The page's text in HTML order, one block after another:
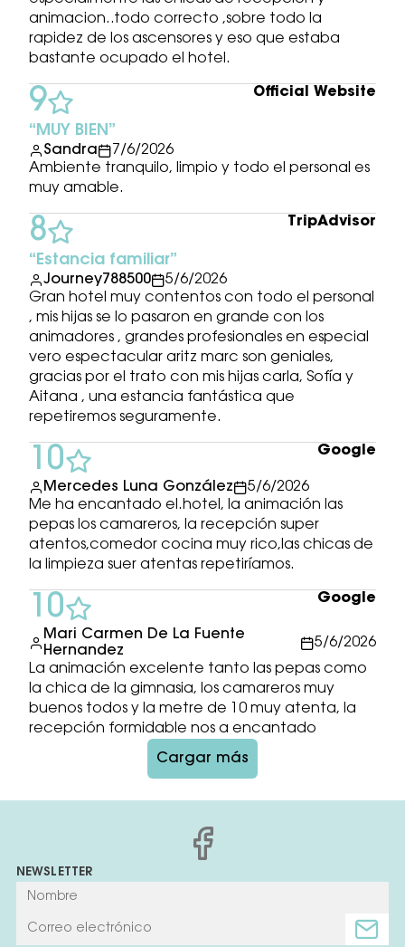
animacion..todo correcto ,sobre todo la
rapidez de los ascensores y eso que estaba
bastante ocupado el hotel.
MUY BIEN
Sandra
7/6/2026
Ambiente tranquilo, limpio y todo el personal es
muy amable.
9 Official Website
Estancia familiar
Journey788500
5/6/2026
Gran hotel muy contentos con todo el personal
, mis hijas se lo pasaron en grande con los
animadores , grandes profesionales en especial
vero espectacular aritz marc son geniales,
gracias por el trato con mis hijas carla, Sofía y
Aitana , una estancia fantástica que
repetiremos seguramente.
8 TripAdvisor
Mercedes Luna González
5/6/2026
Me ha encantado el.hotel, la animación las
pepas los camareros, la recepción super
atentos,comedor cocina muy rico,las chicas de
la limpieza suer atentas repetiríamos.
10 Google
Mari Carmen De La Fuente
Hernandez
5/6/2026
La animación excelente tanto las pepas como
la chica de la gimnasia, los camareros muy
buenos todos y la metre de 10 muy atenta, la
recepción formidable nos a encantado
10 Google
Cargar más
NEWSLETTER